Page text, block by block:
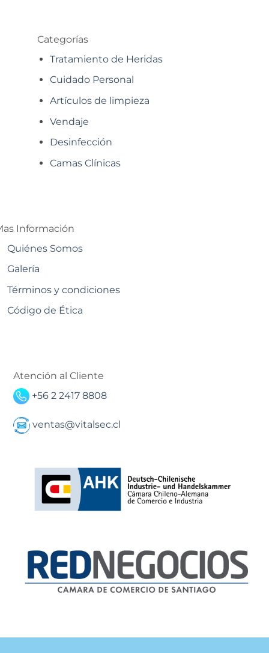
Categorías
Tratamiento de Heridas
Cuidado Personal
Artículos de limpieza
Vendaje
Desinfección
Camas Clínicas
Información
Quiénes Somos
Galería
Términos y condiciones
Código de Ética
Atención al Cliente
+56 2 2417 8808
ventas@vitalsec.cl